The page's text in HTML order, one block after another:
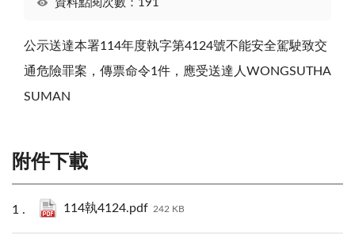
資料點閱次數：191
公示送達本署114年度執字第4124號不能安全駕駛致交
通危險罪案，傳票命令1件，應受送達人WONGSUTHA
SUMAN
附件下載
114執4124.pdf 242 KB